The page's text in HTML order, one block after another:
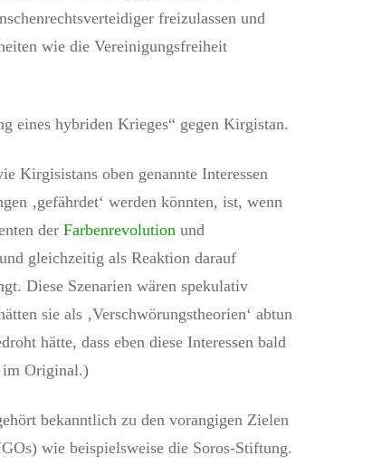
freizulassen und
wie die Vereinigungsfreiheit
eines hybriden Krieges“ gegen Kirgistan.
Kirgisistans oben genannte Interessen
‚gefährdet‘ werden könnten, ist, wenn
der Farbenrevolution und
gleichzeitig als Reaktion darauf
Diese Szenarien wären spekulativ
sie als ‚Verschwörungstheorien‘ abtun
hätte, dass eben diese Interessen bald
im Original.)
bekanntlich zu den vorangigen Zielen
wie beispielsweise die Soros-Stiftung.